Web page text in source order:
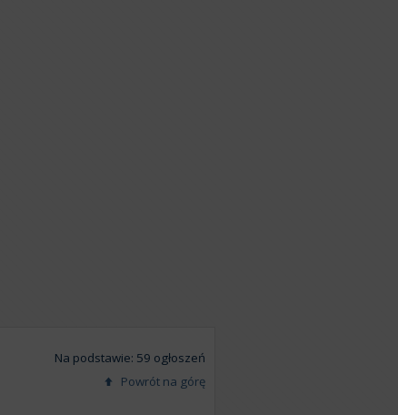
Na podstawie: 59 ogłoszeń
Powrót na górę